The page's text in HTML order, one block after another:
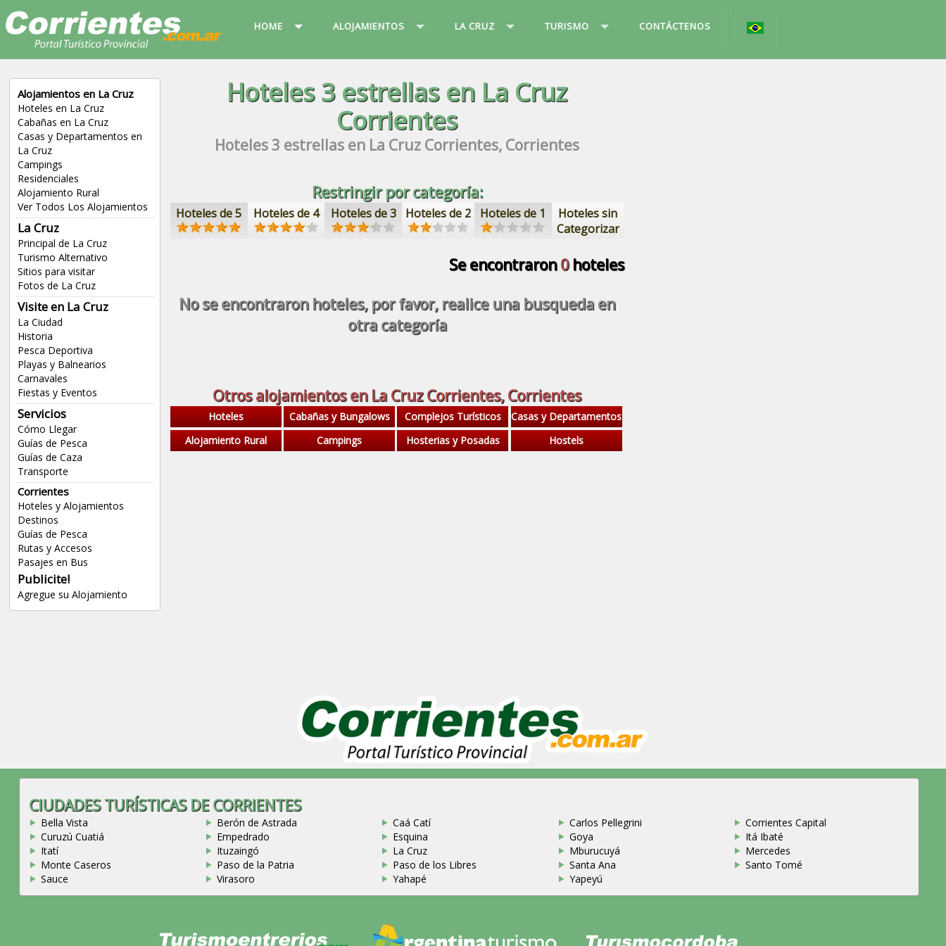
HOME ALOJAMIENTOS LA CRUZ TURISMO CONTÁCTENOS
Alojamientos en La Cruz
Hoteles en La Cruz
Cabañas en La Cruz
Casas y Departamentos en
La Cruz
Campings
Residenciales
Alojamiento Rural
Ver Todos Los Alojamientos
La Cruz
Principal de La Cruz
Turismo Alternativo
Sitios para visitar
Fotos de La Cruz
Visite en La Cruz
La Ciudad
Historia
Pesca Deportiva
Playas y Balnearios
Carnavales
Fiestas y Eventos
Servicios
Cómo Llegar
Guías de Pesca
Guías de Caza
Transporte
Corrientes
Hoteles y Alojamientos
Destinos
Guías de Pesca
Rutas y Accesos
Pasajes en Bus
Publicite!
Agregue su Alojamiento
Hoteles3 estrellasen La Cruz
Corrientes
Hoteles3 estrellas en La Cruz Corrientes, Corrientes
Restringir por categoría:
Hoteles de 5 Hoteles de 4 Hoteles de 3 Hoteles de 2 Hoteles de 1
Hoteles sin
Categorizar
Se encontraron0hoteles
No se encontraron hoteles, por favor, realice una busqueda en
otra categoría
Otros alojamientos en La Cruz Corrientes, Corrientes
Hoteles Cabañas y Bungalows Complejos Turísticos
Casas y Departamentos
Alojamiento Rural
Campings Hosterias y Posadas Hostels
CIUDADES TURÍSTICAS DE CORRIENTES
Bella Vista Berón de Astrada Caá Catí Carlos Pellegrini
Corrientes Capital
Curuzú Cuatiá
Empedrado Esquina Goya
Itá Ibaté
Itatí
Ituzaingó La Cruz Mburucuyá
Mercedes
Monte Caseros
Paso de la Patria Paso de los Libres Santa Ana
Santo Tomé
Sauce
Virasoro Yahapé Yapeyú